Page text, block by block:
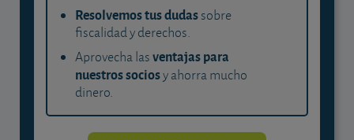
Resolvemos tus dudassobre
fiscalidad y derechos.
Aprovecha lasventajas para
nuestros sociosy ahorra mucho
dinero.